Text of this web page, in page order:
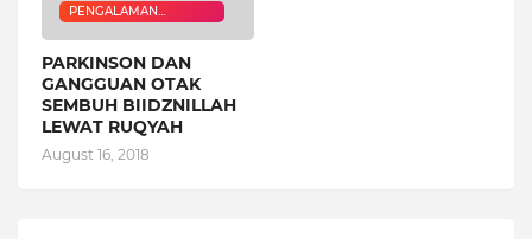
PENGALAMAN
PARKINSON DAN
GANGGUAN OTAK
SEMBUH BIIDZNILLAH
LEWAT RUQYAH
August 16, 2018